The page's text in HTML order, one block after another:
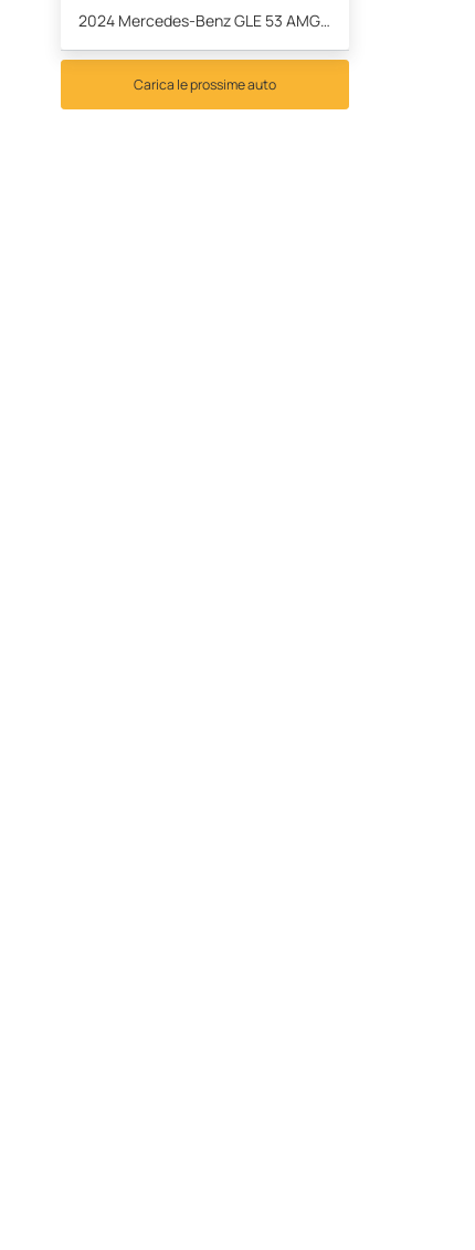
2024 Mercedes-Benz GLE 53 AMG 4MATIC+, Pano - Trekhaak - Luchtveri
Carica le prossime auto